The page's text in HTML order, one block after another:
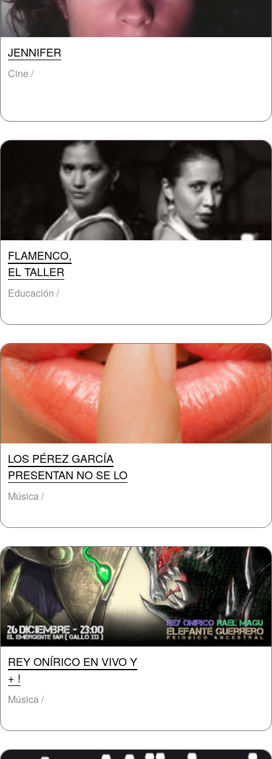
JENNIFER
Cine /
FLAMENCO,
EL TALLER
Educación /
LOS PÉREZ GARCÍA
PRESENTAN NO SE LO
Música /
REY ONÍRICO EN VIVO Y
+ !
Música /